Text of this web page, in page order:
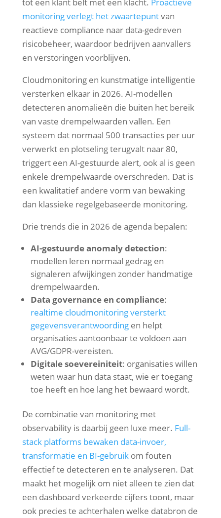
monitoring verlegt het zwaartepuntvan
reactieve compliance naar data-gedreven
risicobeheer, waardoor bedrijven aanvallers
en verstoringen voorblijven.
Cloudmonitoring en kunstmatige intelligentie
versterken elkaar in 2026. AI-modellen
detecteren anomalieën die buiten het bereik
van vaste drempelwaarden vallen. Een
systeem dat normaal 500 transacties per uur
verwerkt en plotseling terugvalt naar 80,
triggert een AI-gestuurde alert, ook al is geen
enkele drempelwaarde overschreden. Dat is
een kwalitatief andere vorm van bewaking
dan klassieke regelgebaseerde monitoring.
Drie trends die in 2026 de agenda bepalen:
AI-gestuurde anomaly detection:
modellen leren normaal gedrag en
signaleren afwijkingen zonder handmatige
drempelwaarden.
Data governance en compliance:
realtime cloudmonitoring versterkt
gegevensverantwoordingen helpt
organisaties aantoonbaar te voldoen aan
AVG/GDPR-vereisten.
Digitale soevereiniteit: organisaties willen
weten waar hun data staat, wie er toegang
toe heeft en hoe lang het bewaard wordt.
De combinatie van monitoring met
observability is daarbij geen luxe meer. Full-
stack platforms bewaken data-invoer,
transformatie en BI-gebruikom fouten
effectief te detecteren en te analyseren. Dat
maakt het mogelijk om niet alleen te zien dat
een dashboard verkeerde cijfers toont, maar
ook precies te achterhalen welke databron de